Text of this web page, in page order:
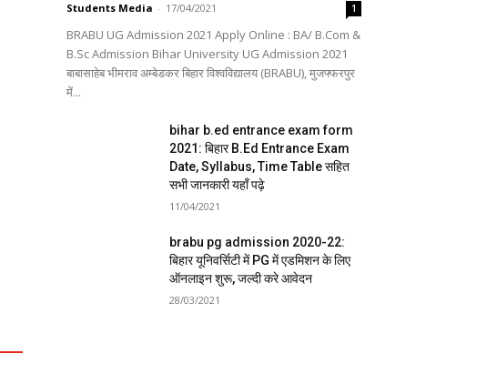
Students Media - 17/04/2021 1
BRABU UG Admission 2021 Apply Online : BA/ B.Com &
B.Sc Admission Bihar University UG Admission 2021
बाबासाहेब भीमराव अम्बेडकर बिहार विश्वविद्यालय (BRABU), मुजफ्फरपुर
में...
bihar b.ed entrance exam form
2021: बिहार B.Ed Entrance Exam
Date, Syllabus, Time Table सहित
सभी जानकारी यहाँ पढ़े
11/04/2021
brabu pg admission 2020-22:
बिहार यूनिवर्सिटी में PG में एडमिशन के लिए
ऑनलाइन शुरू, जल्दी करे आवेदन
28/03/2021